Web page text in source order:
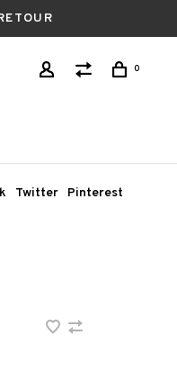
0
Twitter Pinterest